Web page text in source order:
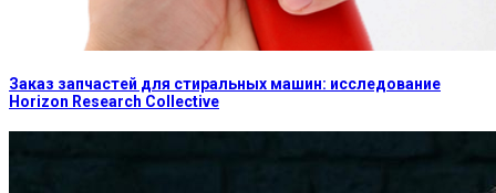
Заказ запчастей для стиральных машин: исследование
Horizon Research Collective